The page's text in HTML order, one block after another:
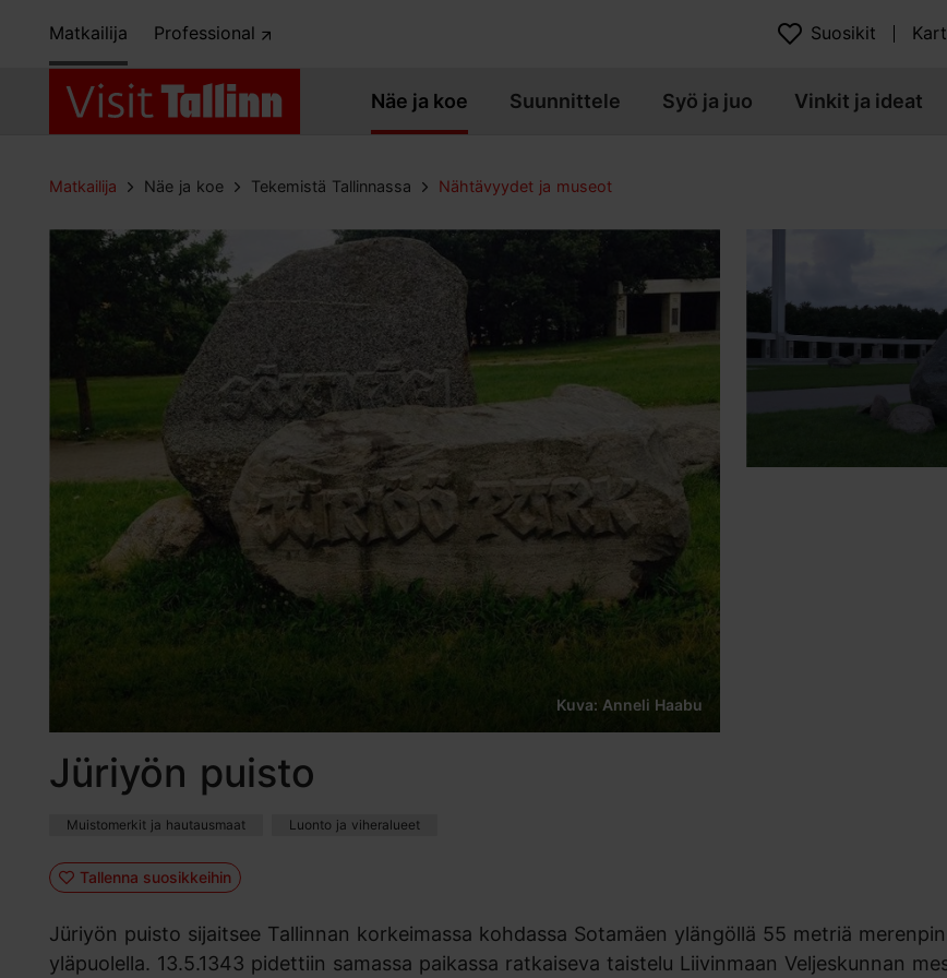
Matkailija Professional Suosikit
Näe ja koe Suunnittele Syö ja juo Vinkit ja ideat
Matkailija Näe ja koe Tekemistä Tallinnassa Nähtävyydet ja museot
Kuva: Anneli Haabu
Jüriyön puisto
Muistomerkit ja hautausmaat Luonto ja viheralueet
Tallenna suosikkeihin
Jüriyön puisto sijaitsee Tallinnan korkeimassa kohdassa Sotamäen ylängöllä 55 metriä
yläpuolella. 13.5.1343 pidettiin samassa paikassa ratkaiseva taistelu Liivinmaan Veljeskunnan